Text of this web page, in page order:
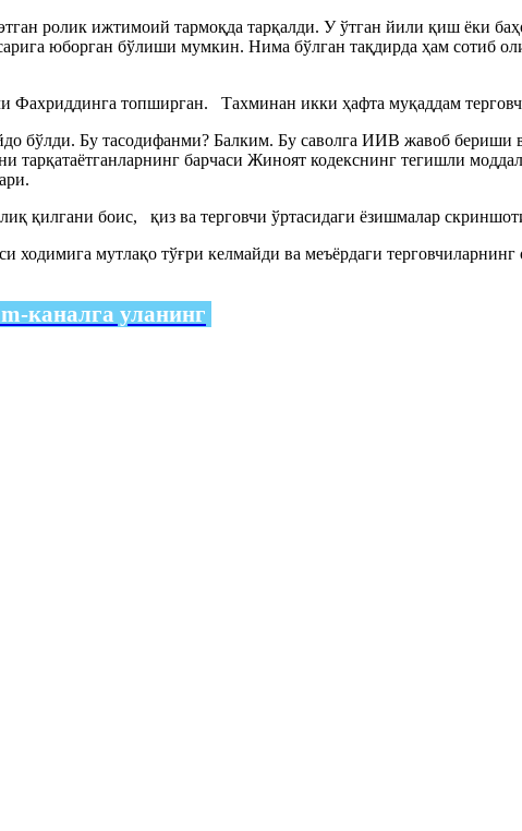
ролик ижтимоий тармоқда тарқалди. У ўтган йили қиш ёки
юборган бўлиши мумкин. Нима бўлган тақдирда ҳам сотиб
Фахриддинга топширган. Тахминан икки ҳафта муқаддам
бўлди. Бу тасодифанми? Балким. Бу саволга ИИВ жавоб
тарқатаётганларнинг барчаси Жиноят кодекснинг тегишли
қилгани боис, қиз ва терговчи ўртасидаги ёзишмалар
ходимига мутлақо тўғри келмайди ва меъёрдаги
каналга уланинг